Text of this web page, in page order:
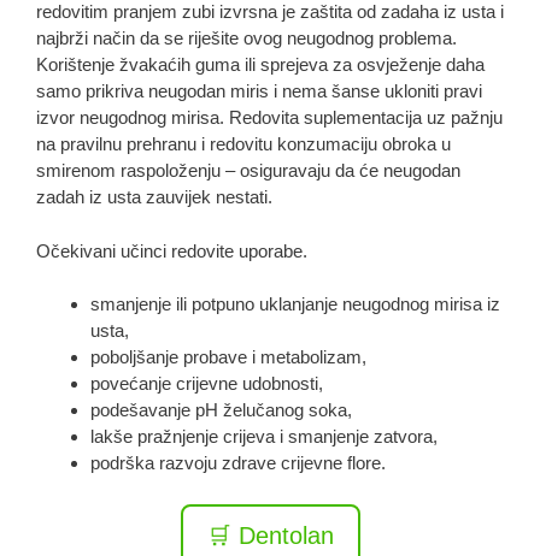
redovitim pranjem zubi izvrsna je zaštita od zadaha iz usta i
najbrži način da se riješite ovog neugodnog problema.
Korištenje žvakaćih guma ili sprejeva za osvježenje daha
samo prikriva neugodan miris i nema šanse ukloniti pravi
izvor neugodnog mirisa. Redovita suplementacija uz pažnju
na pravilnu prehranu i redovitu konzumaciju obroka u
smirenom raspoloženju – osiguravaju da će neugodan
zadah iz usta zauvijek nestati.
Očekivani učinci redovite uporabe.
smanjenje ili potpuno uklanjanje neugodnog mirisa iz
usta,
poboljšanje probave i metabolizam,
povećanje crijevne udobnosti,
podešavanje pH želučanog soka,
lakše pražnjenje crijeva i smanjenje zatvora,
podrška razvoju zdrave crijevne flore.
🛒 Dentolan